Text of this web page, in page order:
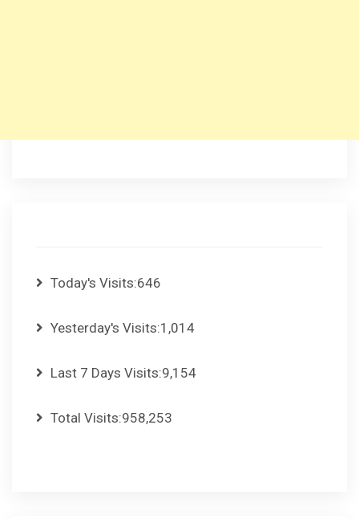
Today's Visits:646
Yesterday's Visits:1,014
Last 7 Days Visits:9,154
Total Visits:958,253